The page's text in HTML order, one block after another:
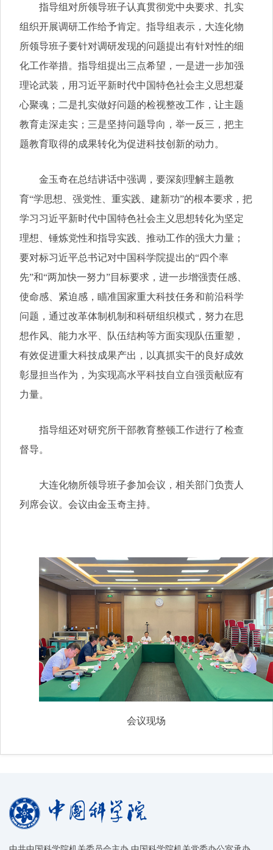
指导组对所领导班子认真贯彻党中央要求、扎实
组织开展调研工作给予肯定。指导组表示，大连化物
所领导班子要针对调研发现的问题提出有针对性的细
化工作举措。指导组提出三点希望，一是进一步加强
理论武装，用习近平新时代中国特色社会主义思想凝
心聚魂；二是扎实做好问题的检视整改工作，让主题
教育走深走实；三是坚持问题导向，举一反三，把主
题教育取得的成果转化为促进科技创新的动力。
金玉奇在总结讲话中强调，要深刻理解主题教
育“学思想、强党性、重实践、建新功”的根本要求，把
学习习近平新时代中国特色社会主义思想转化为坚定
理想、锤炼党性和指导实践、推动工作的强大力量；
要对标习近平总书记对中国科学院提出的“四个率
先”和“两加快一努力”目标要求，进一步增强责任感、
使命感、紧迫感，瞄准国家重大科技任务和前沿科学
问题，通过改革体制机制和科研组织模式，努力在思
想作风、能力水平、队伍结构等方面实现队伍重塑，
有效促进重大科技成果产出，以真抓实干的良好成效
彰显担当作为，为实现高水平科技自立自强贡献应有
力量。
指导组还对研究所干部教育整顿工作进行了检查
督导。
大连化物所领导班子参加会议，相关部门负责人
列席会议。会议由金玉奇主持。
会议现场